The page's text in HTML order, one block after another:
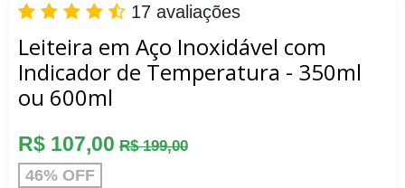
17 avaliações
Leiteira em Aço Inoxidável com
Indicador de Temperatura - 350ml
ou 600ml
Preço
normal
R$ 107,00 R$ 199,00
46% OFF